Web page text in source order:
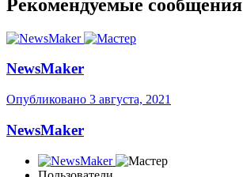
Рекомендуемые сообщения
NewsMaker
Опубликовано 3 августа, 2021
NewsMaker